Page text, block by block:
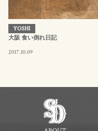
YOSHI
大阪 食い倒れ日記
2017.10.09